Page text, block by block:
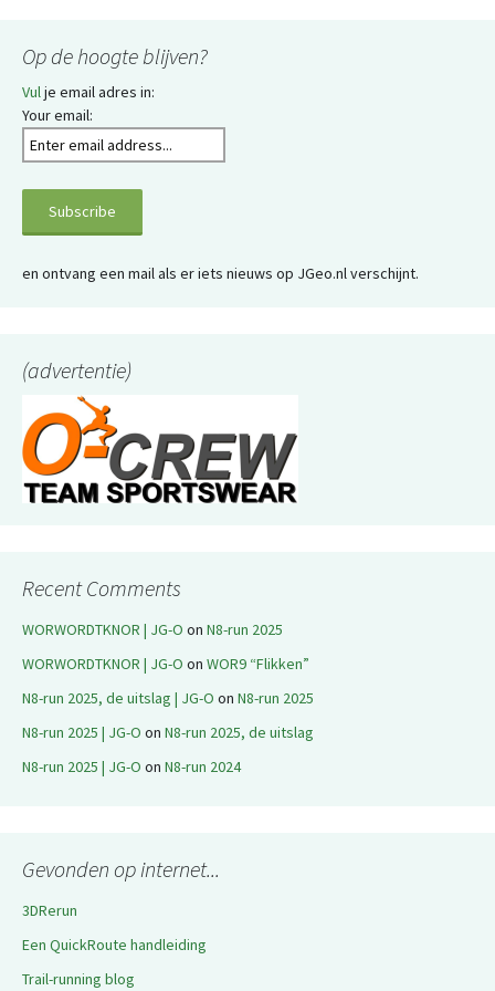
Op de hoogte blijven?
Vulje email adres in:
Your email:
en ontvang een mail als er iets nieuws op JGeo.nl verschijnt.
(advertentie)
Recent Comments
WORWORDTKNOR | JG-O on N8-run 2025
WORWORDTKNOR | JG-O on WOR9 “Flikken”
N8-run 2025, de uitslag | JG-O on N8-run 2025
N8-run 2025 | JG-O on N8-run 2025, de uitslag
N8-run 2025 | JG-O on N8-run 2024
Gevonden op internet...
3DRerun
Een QuickRoute handleiding
Trail-running blog